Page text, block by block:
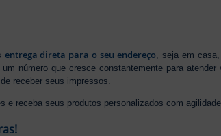
entrega direta para o seu endereço, seja em
um número que cresce constantemente para
receber seus impressos.
receba seus produtos personalizados com